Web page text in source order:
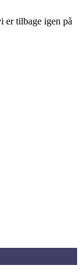
er tilbage igen på